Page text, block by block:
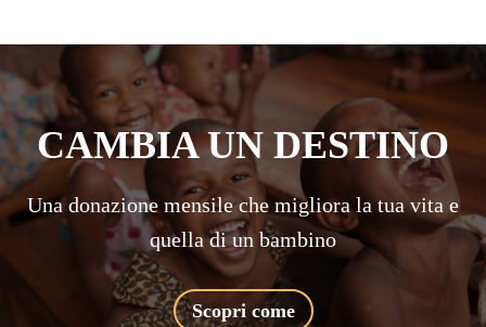
CAMBIA UN DESTINO
Una donazione mensile che migliora la tua vita e
quella di un bambino
Scopri come